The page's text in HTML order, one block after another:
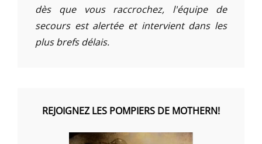
dès que vous raccrochez, l'équipe de
secours est alertée et intervient dans les
plus brefs délais.
REJOIGNEZ LES POMPIERS DE MOTHERN!